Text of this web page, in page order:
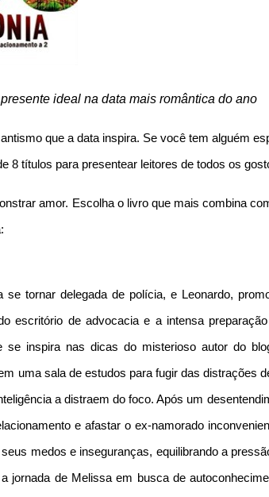
ideal na data mais romântica do ano
que a data inspira. Se você tem alguém
8 títulos para presentear leitores de todos os
amor. Escolha o livro que mais combina
tornar delegada de polícia, e Leonardo,
escritório de advocacia e a intensa
se inspira nas dicas do misterioso autor do
uma sala de estudos para fugir das distrações
a distraem do foco. Após um
e afastar o ex-namorado
medos e inseguranças, equilibrando a
jornada de Melissa em busca de